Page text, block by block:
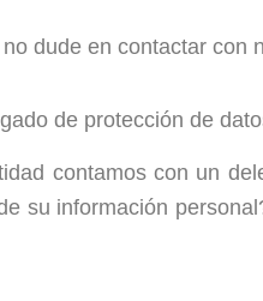
dude en contactar con
de protección de
contamos con un
su información